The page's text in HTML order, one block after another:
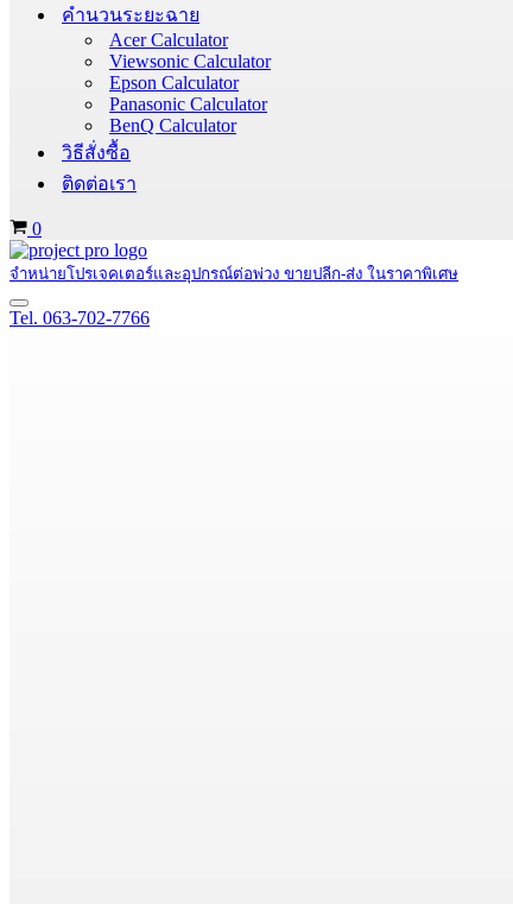
คำนวนระยะฉาย
Acer Calculator
Viewsonic Calculator
Epson Calculator
Panasonic Calculator
BenQ Calculator
วิธีสั่งซื้อ
ติดต่อเรา
Cart
0
จำหน่ายโปรเจคเตอร์และอุปกรณ์ต่อพ่วง ขายปลีก-ส่ง ในราคาพิเศษ
Navigation
Menu
Tel. 063-702-7766